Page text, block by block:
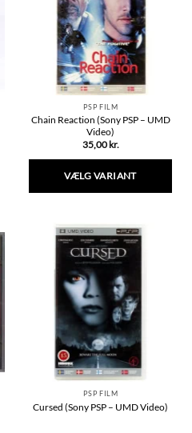
PSP FILM
Chain Reaction (Sony PSP – UMD
Video)
35,00 kr.
VÆLG VARIANT
har
flere
varianter.
Mulighederne
kan
vælges
på
varesiden
PSP FILM
Cursed (Sony PSP – UMD Video)